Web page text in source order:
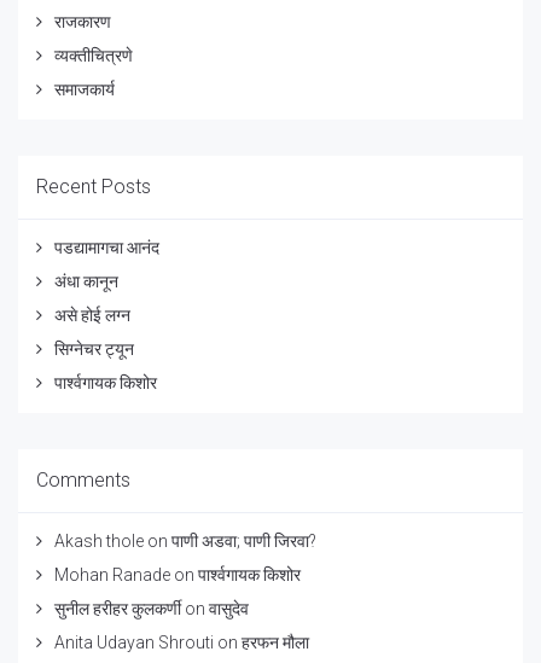
राजकारण
व्यक्तीचित्रणे
समाजकार्य
Recent Posts
पडद्यामागचा आनंद
अंधा कानून
असे होई लग्न
सिग्नेचर ट्यून
पार्श्वगायक किशोर
Comments
Akash thole on पाणी अडवा; पाणी जिरवा?
Mohan Ranade on पार्श्वगायक किशोर
सुनील हरीहर कुलकर्णीon वासुदेव
Anita Udayan Shrouti on हरफन मौला